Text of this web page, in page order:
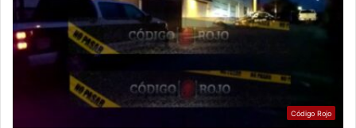
Código Rojo